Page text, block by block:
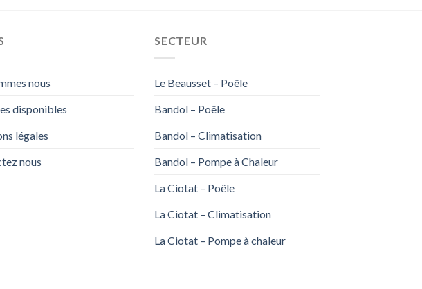
nous
disponibles
légales
nous
SECTEUR
Le Beausset – Poêle
Bandol – Poêle
Bandol – Climatisation
Bandol – Pompe à Chaleur
La Ciotat – Poêle
La Ciotat – Climatisation
La Ciotat – Pompe à chaleur